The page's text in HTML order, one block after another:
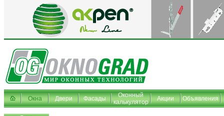
Окна Двери Фасады
Оконный
калькулятор
Акции Объявления